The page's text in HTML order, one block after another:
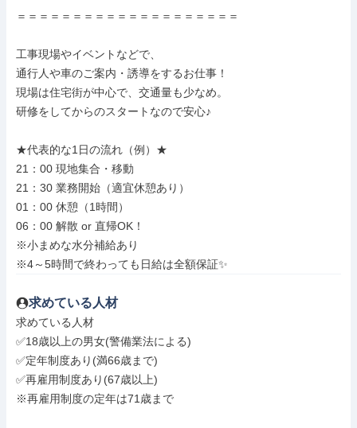
＝＝＝＝＝＝＝＝＝＝＝＝＝＝＝＝＝＝＝＝
工事現場やイベントなどで、
通行人や車のご案内・誘導をするお仕事！
現場は住宅街が中心で、交通量も少なめ。
研修をしてからのスタートなので安心♪
★代表的な1日の流れ（例）★
21：00 現地集合・移動
21：30 業務開始（適宜休憩あり）
01：00 休憩（1時間）
06：00 解散 or 直帰OK！
※小まめな水分補給あり
※4～5時間で終わっても日給は全額保証✨
求めている人材
求めている人材
✅18歳以上の男女(警備業法による)
✅定年制度あり(満66歳まで)
✅再雇用制度あり(67歳以上)
※再雇用制度の定年は71歳まで